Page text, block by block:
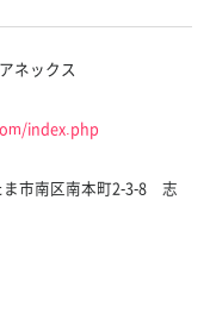
ネックス
index.php
ま市南区南本町2-3-8 志